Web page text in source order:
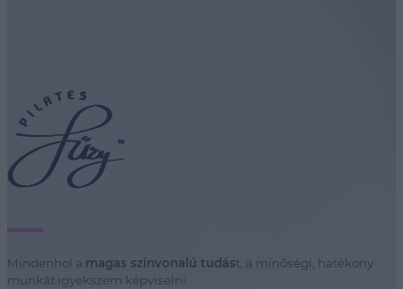
Mindenhol a magas színvonalú tudást, a minőségi, hatékony
munkát igyekszem képviselni.